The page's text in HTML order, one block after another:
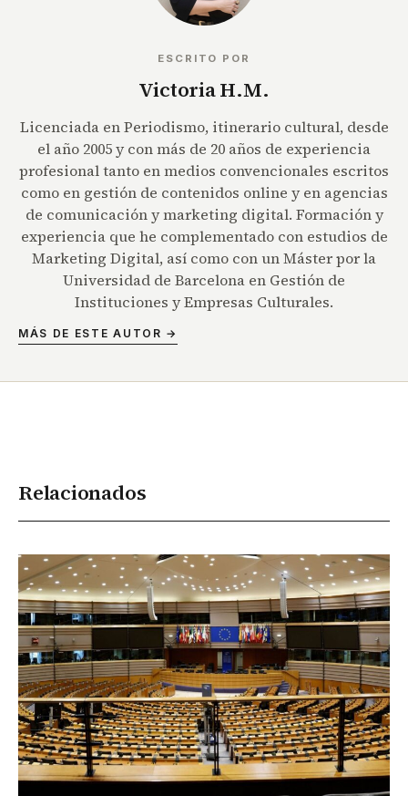
ESCRITO POR
Victoria H.M.
Licenciada en Periodismo, itinerario cultural, desde
el año 2005 y con más de 20 años de experiencia
profesional tanto en medios convencionales escritos
como en gestión de contenidos online y en agencias
de comunicación y marketing digital. Formación y
experiencia que he complementado con estudios de
Marketing Digital, así como con un Máster por la
Universidad de Barcelona en Gestión de
Instituciones y Empresas Culturales.
MÁS DE ESTE AUTOR →
Relacionados